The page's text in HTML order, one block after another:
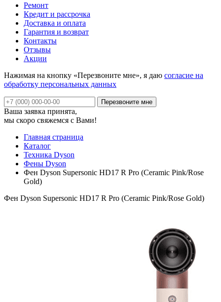
Ремонт
Кредит и рассрочка
Доставка и оплата
Гарантия и возврат
Контакты
Отзывы
Акции
Нажимая на кнопку «Перезвоните мне», я даю согласие на
обработку персональных данных
Ваша заявка принята,
мы скоро свяжемся с Вами!
Главная страница
Каталог
Техника Dyson
Фены Dyson
Фен Dyson Supersonic HD17 R Pro (Ceramic Pink/Rose
Gold)
Фен Dyson Supersonic HD17 R Pro (Ceramic Pink/Rose Gold)